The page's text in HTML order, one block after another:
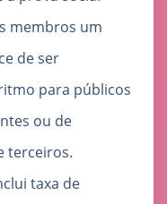
membros um
de ser
para públicos
ou de
terceiros.
taxa de